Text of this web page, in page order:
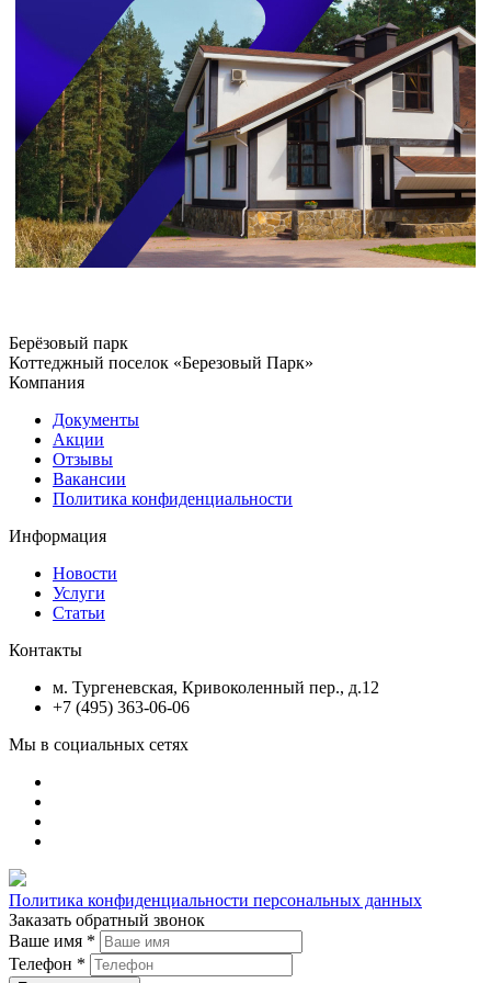
Берёзовый парк
Коттеджный поселок «Березовый Парк»
Компания
Документы
Акции
Отзывы
Вакансии
Политика конфиденциальности
Информация
Новости
Услуги
Статьи
Контакты
м. Тургеневская, Кривоколенный пер., д.12
+7 (495) 363-06-06
Мы в социальных сетях
Политика конфиденциальности персональных данных
Заказать обратный звонок
Ваше имя *
Телефон *